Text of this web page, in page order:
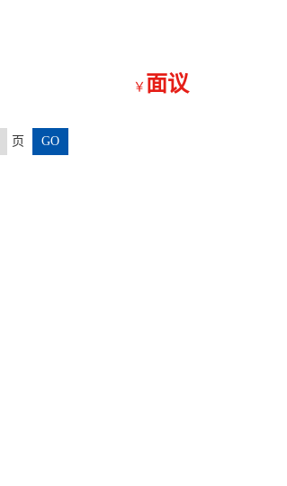
￥ 面议
页